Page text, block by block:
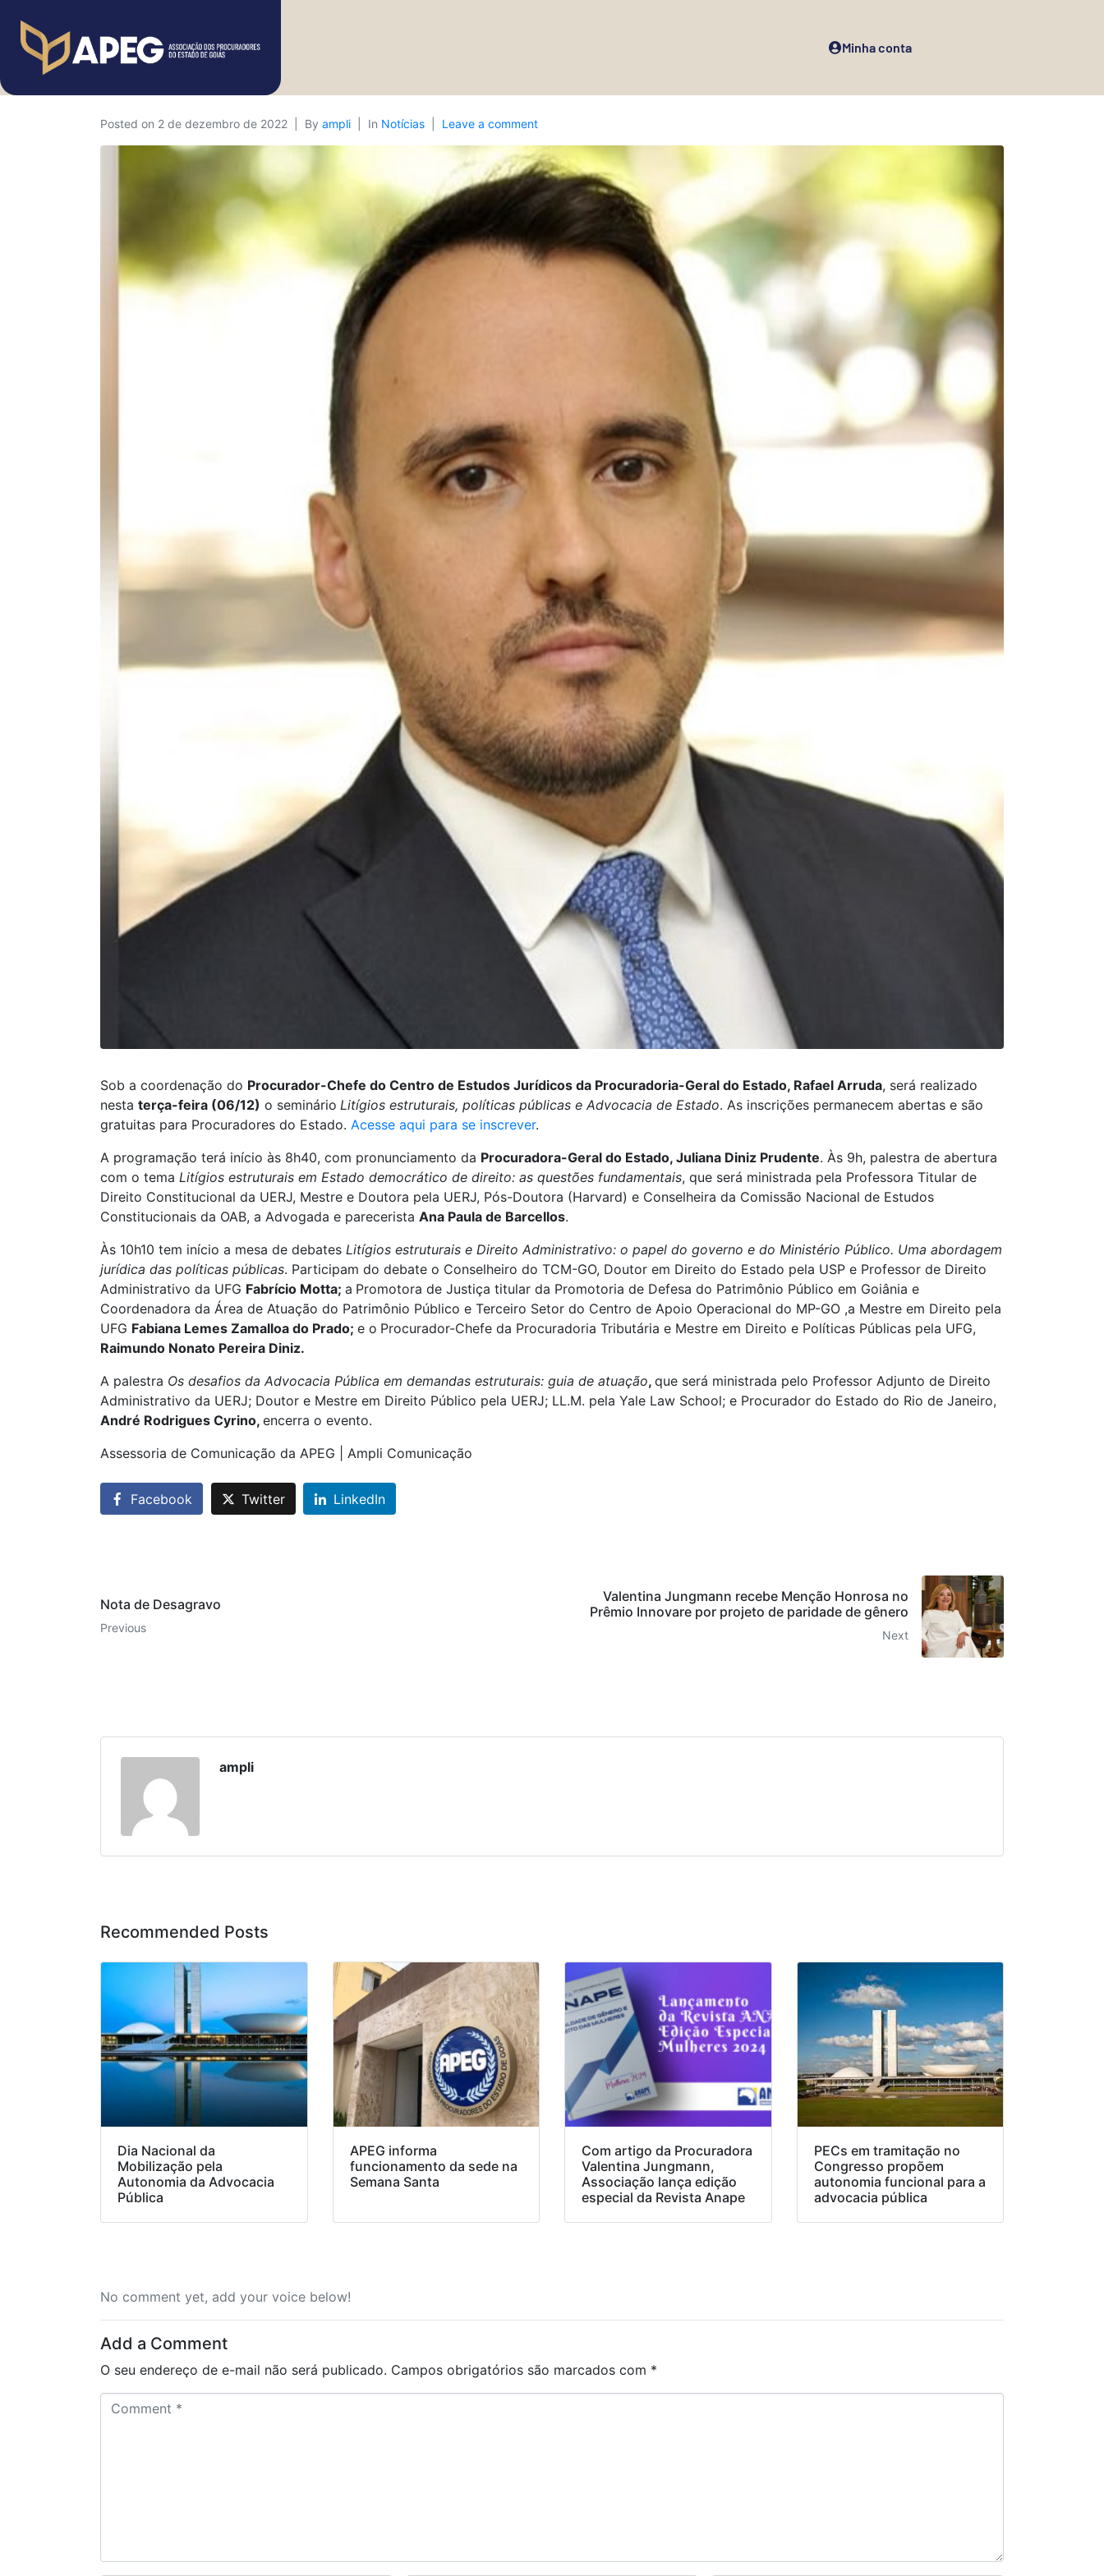
Minha conta
Posted on 2 de dezembro de 2022 By ampli In Notícias Leave a comment
Sob a coordenação do Procurador-Chefe do Centro de Estudos Jurídicos da Procuradoria-Geral do Estado, Rafael Arruda, será realizado
nesta terça-feira (06/12) o seminário Litígios estruturais, políticas públicas e Advocacia de Estado. As inscrições permanecem abertas e são
gratuitas para Procuradores do Estado. Acesse aqui para se inscrever.
A programação terá início às 8h40, com pronunciamento da Procuradora-Geral do Estado, Juliana Diniz Prudente. Às 9h, palestra de abertura
com o tema Litígios estruturais em Estado democrático de direito: as questões fundamentais, que será ministrada pela Professora Titular de
Direito Constitucional da UERJ, Mestre e Doutora pela UERJ, Pós-Doutora (Harvard) e Conselheira da Comissão Nacional de Estudos
Constitucionais da OAB, a Advogada e parecerista Ana Paula de Barcellos.
Às 10h10 tem início a mesa de debates Litígios estruturais e Direito Administrativo: o papel do governo e do Ministério Público. Uma abordagem
jurídica das políticas públicas. Participam do debate o Conselheiro do TCM-GO, Doutor em Direito do Estado pela USP e Professor de Direito
Administrativo da UFG Fabrício Motta; a Promotora de Justiça titular da Promotoria de Defesa do Patrimônio Público em Goiânia e
Coordenadora da Área de Atuação do Patrimônio Público e Terceiro Setor do Centro de Apoio Operacional do MP-GO ,a Mestre em Direito pela
UFG Fabiana Lemes Zamalloa do Prado; e o Procurador-Chefe da Procuradoria Tributária e Mestre em Direito e Políticas Públicas pela UFG,
Raimundo Nonato Pereira Diniz.
A palestra Os desafios da Advocacia Pública em demandas estruturais: guia de atuação, que será ministrada pelo Professor Adjunto de Direito
Administrativo da UERJ; Doutor e Mestre em Direito Público pela UERJ; LL.M. pela Yale Law School; e Procurador do Estado do Rio de Janeiro,
André Rodrigues Cyrino, encerra o evento.
Assessoria de Comunicação da APEG | Ampli Comunicação
Facebook Twitter LinkedIn
Nota de Desagravo
Previous
Valentina Jungmann recebe Menção Honrosa no
Prêmio Innovare por projeto de paridade de gênero
Next
ampli
Recommended Posts
Dia Nacional da
Mobilização pela
Autonomia da Advocacia
Pública
APEG informa
funcionamento da sede na
Semana Santa
Com artigo da Procuradora
Valentina Jungmann,
Associação lança edição
especial da Revista Anape
PECs em tramitação no
Congresso propõem
autonomia funcional para a
advocacia pública
No comment yet, add your voice below!
Add a Comment
O seu endereço de e-mail não será publicado. Campos obrigatórios são marcados com *